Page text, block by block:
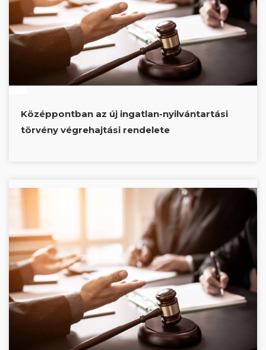
Középpontban az új ingatlan-nyilvántartási
törvény végrehajtási rendelete